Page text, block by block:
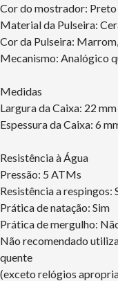
Cor do mostrador: Preto
Material da Pulseira:
Cor da Pulseira:
Mecanismo: Analógico
Medidas
Largura da Caixa: 22 mm
Espessura da Caixa: 6
Resistência à Água
Pressão: 5 ATMs
Resistência a respingos:
Prática de natação: Sim
Prática de mergulho:
Não recomendado
quente
(exceto relógios